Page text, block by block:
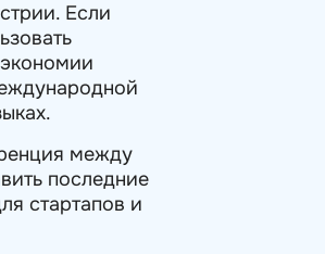
Если
между
последние
стартапов и